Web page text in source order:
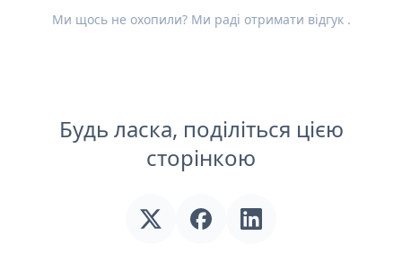
Ми щось не охопили? Ми раді отримати відгук.
Будь ласка, поділіться цією
сторінкою